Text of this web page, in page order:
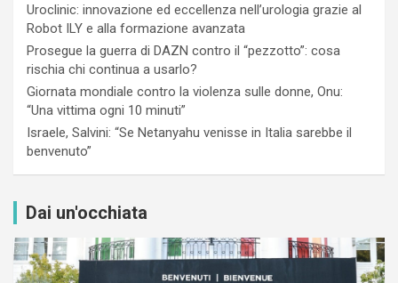
Uroclinic: innovazione ed eccellenza nell’urologia grazie al
Robot ILY e alla formazione avanzata
Prosegue la guerra di DAZN contro il “pezzotto”: cosa
rischia chi continua a usarlo?
Giornata mondiale contro la violenza sulle donne, Onu:
“Una vittima ogni 10 minuti”
Israele, Salvini: “Se Netanyahu venisse in Italia sarebbe il
benvenuto”
Dai un'occhiata